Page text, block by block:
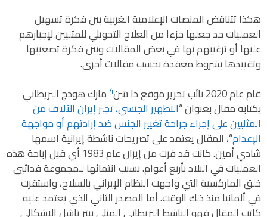
هكذا تتناقض المنصات الإعلامية الغربية بين فكرة تسهيل
العمليات حد جعلها جزءا من العلاج التحويلي للمثليين لإجبارهم
عليها أو ترغيبهم بها في بعض المقالات وبين فكرة تصعيبها
وتقييدها بشروط معقدة بحسب مقالات أخرى.
قام عام 2020 نائب تحرير موقع ذا سَن
4 مارك هودج البريطاني
بكتابة مقال بعنوان “التطهير الجنسي، تجبر إيران الآلاف من
المثليين على إجراء جراحة تغيير الجنس ضد إرادتهم أو مواجهة
الإعدام“، المقال يعتمد على تصريحات ناشطة إيرانية اسمها
شادي أمين. كانت قد فرت من إيران عام 1983 أي قبل إباحة هذه
العمليات في البلاد بأربع أعوام. بسبب انتمائها لـمجموعة فدائيي
خلق الماركسية التي واجهت النظام الإيراني بالسلاح، واستقرت
في ألمانيا منذ ذلك الوقت. أما المصدر الثاني الذي يعتمد عليه
كاتب المقال فهو الناشط البريطاني المثلي بيتر تاشل الإشكالي